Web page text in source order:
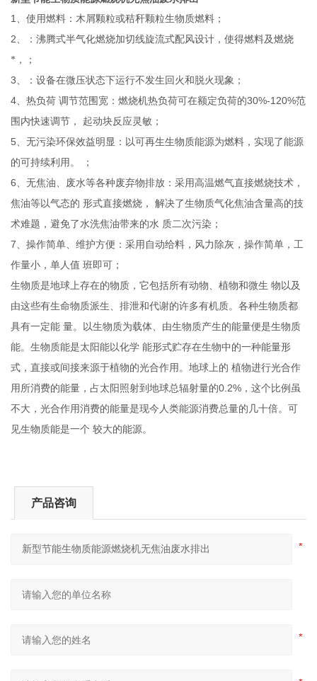
1、使用燃料：木屑颗粒或秸秆颗粒生物质燃料；
2、：沸腾式半气化燃烧加切线旋流式配风设计，使得燃料及燃烧
*，；
3、：设备在微压状态下运行不发生回火和脱火现象；
4、热负荷 调节范围宽：燃烧机热负荷可在额定负荷的30%-120%范
围内快速调节，
起动块反应灵敏；
5、无污染环保效益明显：以可再生生物质能源为燃料，实现了能源
的可持续利用。
；
6、无焦油、废水等各种废弃物排放：采用高温燃气直接燃烧技术，
焦油等以气态的 形式直接燃烧，
解决了生物质气化焦油含量高的技
术难题，避免了水洗焦油带来的水 质二次污染；
7、操作简单、维护方便：采用自动给料，风力除灰，操作简单，工
作量小，单人值 班即可；
生物质是地球上存在的物质，它包括所有动物、植物和微生 物以及
由这些有生命物质派生、排泄和代谢的许多有机质。各种生物质都
具有一定能 量。以生物质为载体、由生物质产生的能量便是生物质
能。生物质能是太阳能以化学 能形式贮存在生物中的一种能量形
式，直接或间接来源于植物的光合作用。地球上的 植物进行光合作
用所消费的能量，占太阳照射到地球总辐射量的0.2% ，这个比例虽
不大，光合作用消费的能量是现今人类能源消费总量的几十倍。可
见生物质能是一个 较大的能源。
产品咨询